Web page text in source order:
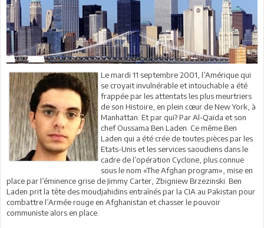
Le mardi 11 septembre 2001, l’Amérique qui
se croyait invulnérable et intouchable a été
frappée par les attentats les plus meurtriers
de son Histoire, en plein cœur de New York, à
Manhattan. Et par qui? Par Al-Qaïda et son
chef Oussama Ben Laden. Ce même Ben
Laden qui a été crée de toutes pièces par les
Etats-Unis et les services saoudiens dans le
cadre de l’opération Cyclone, plus connue
sous le nom «The Afghan program», mise en
place par l’éminence grise de Jimmy Carter, Zbigniew Brzezinski. Ben
Laden prit la tête des moudjahidins entraînés par la CIA au Pakistan pour
combattre l’Armée rouge en Afghanistan et chasser le pouvoir
communiste alors en place.